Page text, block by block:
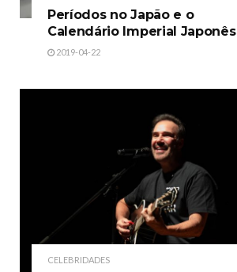
Períodos no Japão e o
Calendário Imperial Japonês
2019-04-22
CELEBRIDADES